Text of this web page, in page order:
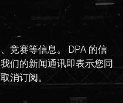
竞赛等信息。 DPA 的信
们的新闻通讯即表示您同
消订阅。